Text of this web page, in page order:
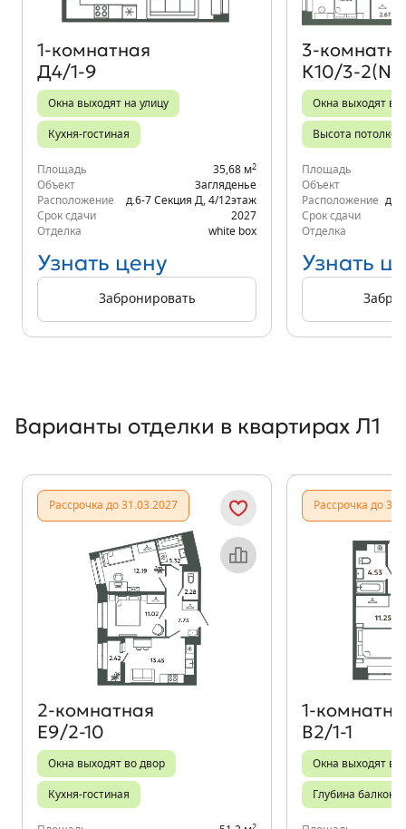
1‑комнатная
Д4/1-9
Окна выходят на улицу
Кухня-гостиная
Площадь 35,68 м2
Объект
Загляденье
Расположение
д.6-7 Секция Д 4/12этаж
Срок сдачи
2027
Отделка
white box
Узнать цену
Забронировать
К10/3-
Окна выходят во
Высота
Площадь
Объект
Расположение
Срок сдачи
Отделка
Узнать
Варианты отделки в квартирах Л1
Рассрочка до 31.03.2027
Объект месяца
2‑комнатная
Е9/2-10
Окна выходят во двор
Кухня-гостиная
2
Рассрочка до
В2/1-1
Окна выходят во
Глубина